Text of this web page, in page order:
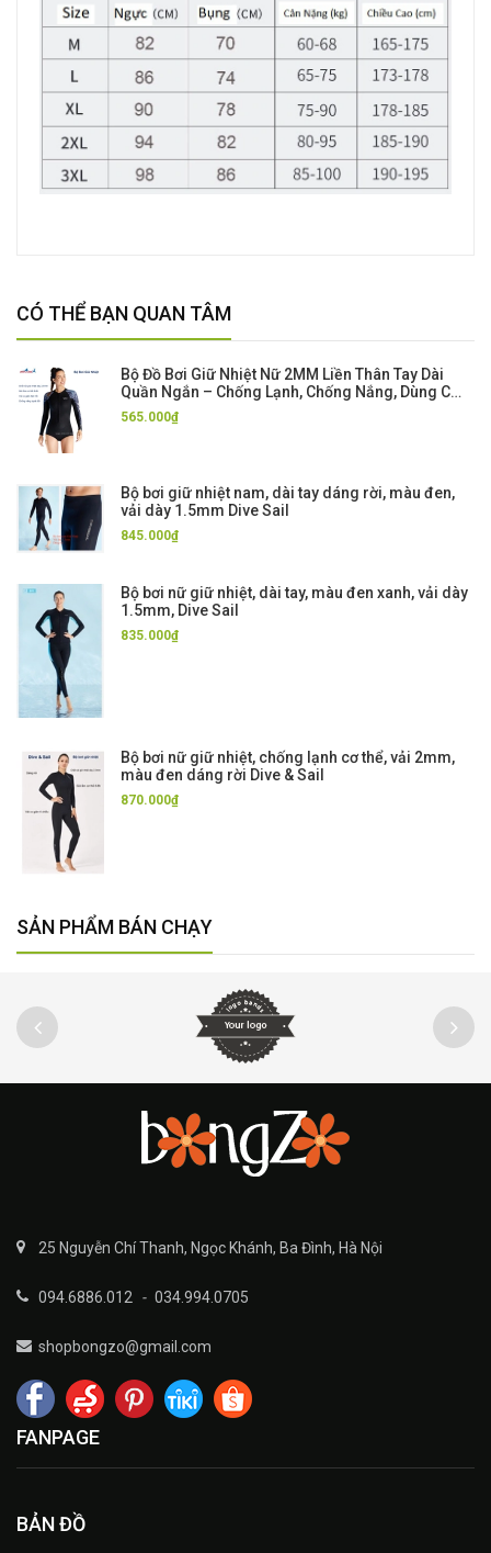
CÓ THỂ BẠN QUAN TÂM
Bộ Đồ Bơi Giữ Nhiệt Nữ 2MM Liền Thân Tay Dài
Quần Ngắn – Chống Lạnh, Chống Nắng, Dùng Cho
Bơi Biển, Lặn Biển, Lướt Sóng.
565.000₫
Bộ bơi giữ nhiệt nam, dài tay dáng rời, màu đen,
vải dày 1.5mm Dive Sail
845.000₫
Bộ bơi nữ giữ nhiệt, dài tay, màu đen xanh, vải dày
1.5mm, Dive Sail
835.000₫
Bộ bơi nữ giữ nhiệt, chống lạnh cơ thể, vải 2mm,
màu đen dáng rời Dive & Sail
870.000₫
SẢN PHẨM BÁN CHẠY
25 Nguyễn Chí Thanh, Ngọc Khánh, Ba Đình, Hà Nội
094.6886.012 - 034.994.0705
shopbongzo@gmail.com
FANPAGE
BẢN ĐỒ